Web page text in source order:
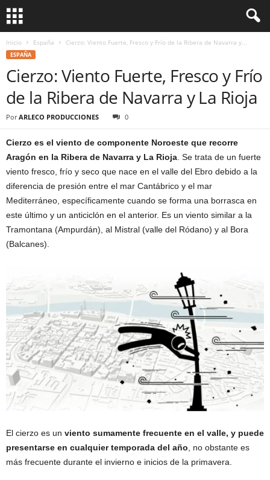
Inicio España Cierzo: Viento Fuerte, Fresco y Frío de la Ribera de Navarra y...
ESPAÑA
Cierzo: Viento Fuerte, Fresco y Frío
de la Ribera de Navarra y La Rioja
Por ARLECO PRODUCCIONES 0
Cierzo es el viento de componente Noroeste que recorre
Aragón en la Ribera de Navarra y La Rioja . Se trata de un fuerte
viento fresco, frío y seco que nace en el valle del Ebro debido a la
diferencia de presión entre el mar Cantábrico y el mar
Mediterráneo, específicamente cuando se forma una borrasca en
este último y un anticiclón en el anterior. Es un viento similar a la
Tramontana (Ampurdán), al Mistral (valle del Ródano) y al Bora
(Balcanes).
El cierzo es un viento sumamente frecuente en el valle, y puede
presentarse en cualquier temporada del año , no obstante es
más frecuente durante el invierno e inicios de la primavera.